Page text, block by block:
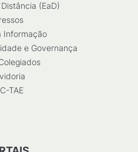
(EaD)
Informação
e Governança
TAE